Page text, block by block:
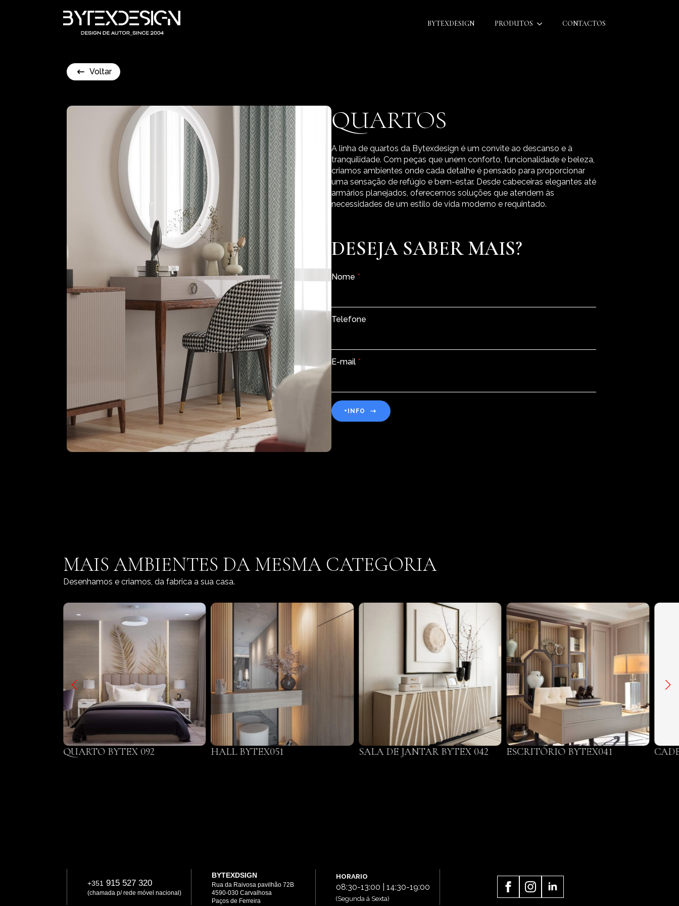
BYTEXDESIGN PRODUTOS CONTACTOS
Voltar
QUARTOS
A linha de quartos da Bytexdesign é um convite ao descanso e à
tranquilidade. Com peças que unem conforto, funcionalidade e beleza,
criamos ambientes onde cada detalhe é pensado para proporcionar
uma sensação de refúgio e bem-estar. Desde cabeceiras elegantes até
armários planejados, oferecemos soluções que atendem às
necessidades de um estilo de vida moderno e requintado.
DESEJA SABER MAIS?
Nome *
Telefone
E-mail *
+INFO
MAIS AMBIENTES DA MESMA CATEGORIA
Desenhamos e criamos, da fabrica a sua casa.
QUARTO BYTEX 092 HALL BYTEX051 SALA DE JANTAR BYTEX 042 ESCRITÓRIO BYTEX041
+351 915 527 320
(chamada p/ rede móvel nacional)
BYTEXDSIGN
Rua da Raivosa pavilhão 72B
4590-030 Carvalhosa
Paços de Ferreira
HORARIO
08:30-13:00 | 14:30-19:00
(Segunda á Sexta)